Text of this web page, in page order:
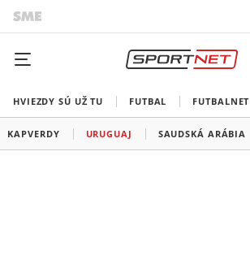
HVIEZDY SÚ UŽ TU FUTBAL FUTBALNET
KAPVERDY URUGUAJ SAUDSKÁ ARÁBIA